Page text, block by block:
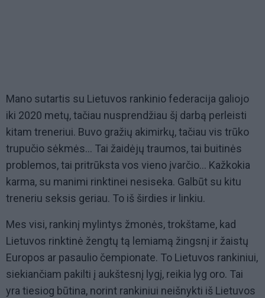
Mano sutartis su Lietuvos rankinio federacija galiojo
iki 2020 metų, tačiau nusprendžiau šį darbą perleisti
kitam treneriui. Buvo gražių akimirkų, tačiau vis trūko
trupučio sėkmės... Tai žaidėjų traumos, tai buitinės
problemos, tai pritrūksta vos vieno įvarčio... Kažkokia
karma, su manimi rinktinei nesiseka. Galbūt su kitu
treneriu seksis geriau. To iš širdies ir linkiu.
Mes visi, rankinį mylintys žmonės, trokštame, kad
Lietuvos rinktinė žengtų tą lemiamą žingsnį ir žaistų
Europos ar pasaulio čempionate. To Lietuvos rankiniui,
siekiančiam pakilti į aukštesnį lygį, reikia lyg oro. Tai
yra tiesiog būtina, norint rankiniui neišnykti iš Lietuvos